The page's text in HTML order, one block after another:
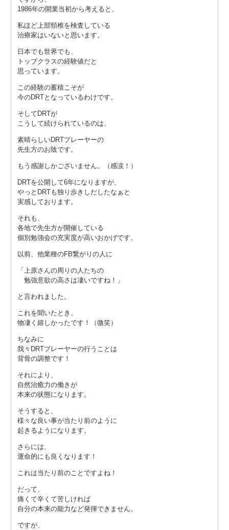
1986年の開業当初から考えると、
私ほど上部頸椎を検査している
治療家はいないと思います。
日本でも世界でも、
トップクラスの経験値だと
思っています。
この経験の蓄積こそが
今のDRTとなっているわけです。
そしてDRTが
こうして続けられているのは、
素晴らしいDRTプレーヤーの
先生方のお陰です。
もう感謝しかございません。（感涙！）
DRTを公開して6年になりますが、
やっとDRTも独り歩きしだしたなぁと
実感しております。
それも、
各地で先生方が開催している
個別勉強会の充実度が高いおかげです。
以前、他業種のFB繋がりの人に
「上原さんの周りの人たちの
勉強意欲の高さは凄いですね！」
と言われました。
これを聞いたとき、
物凄く嬉しかったです！（微笑）
ちなみに
我々DRTプレーヤーの行うことは
背骨の調整です！
それにより、
自然治癒力の働きが
本来の状態になります。
そうすると、
様々な良い事が当たり前のように
起きるようになります。
さらには、
運命的にも良くなります！
これは当たり前のことですよね！
だって、
痛くて辛くて苦しければ
自分の本来の能力など発揮できません。
ですが、